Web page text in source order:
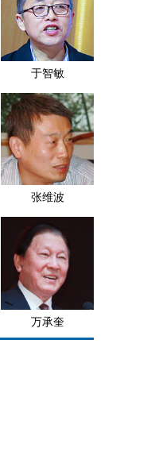
于智敏
张维波
万承奎